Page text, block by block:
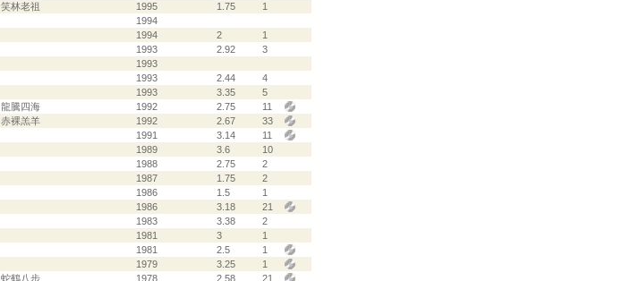
笑林老祖 1995 1.75
1
1994
1994 2
1
1993 2.92
3
1993
1993 2.44
4
1993 3.35
5
龍騰四海 1992 2.75
11
赤裸羔羊 1992 2.67
33
1991 3.14
11
1989 3.6
10
1988 2.75
2
1987 1.75
2
1986 1.5
1
1986 3.18
21
1983 3.38
2
1981 3
1
1981 2.5
1
1979 3.25
1
蛇鶴八步 1978 2.58 21